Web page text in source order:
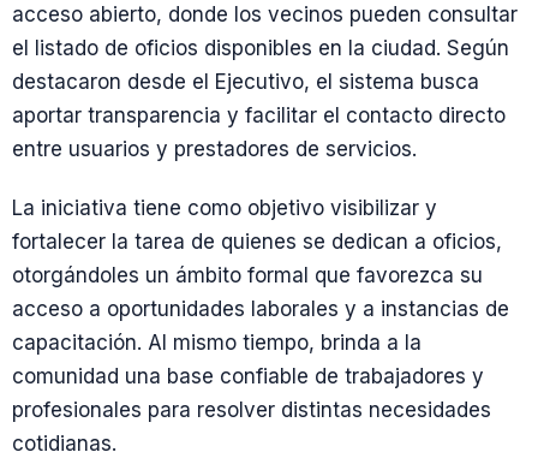
acceso abierto, donde los vecinos pueden consultar
el listado de oficios disponibles en la ciudad. Según
destacaron desde el Ejecutivo, el sistema busca
aportar transparencia y facilitar el contacto directo
entre usuarios y prestadores de servicios.
La iniciativa tiene como objetivo visibilizar y
fortalecer la tarea de quienes se dedican a oficios,
otorgándoles un ámbito formal que favorezca su
acceso a oportunidades laborales y a instancias de
capacitación. Al mismo tiempo, brinda a la
comunidad una base confiable de trabajadores y
profesionales para resolver distintas necesidades
cotidianas.